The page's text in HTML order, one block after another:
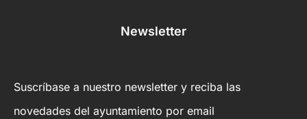
Newsletter
Suscríbase a nuestro newsletter y reciba las
novedades del ayuntamiento por email